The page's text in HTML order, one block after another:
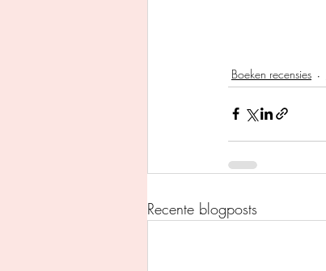
Boeken recensies
Recente blogposts